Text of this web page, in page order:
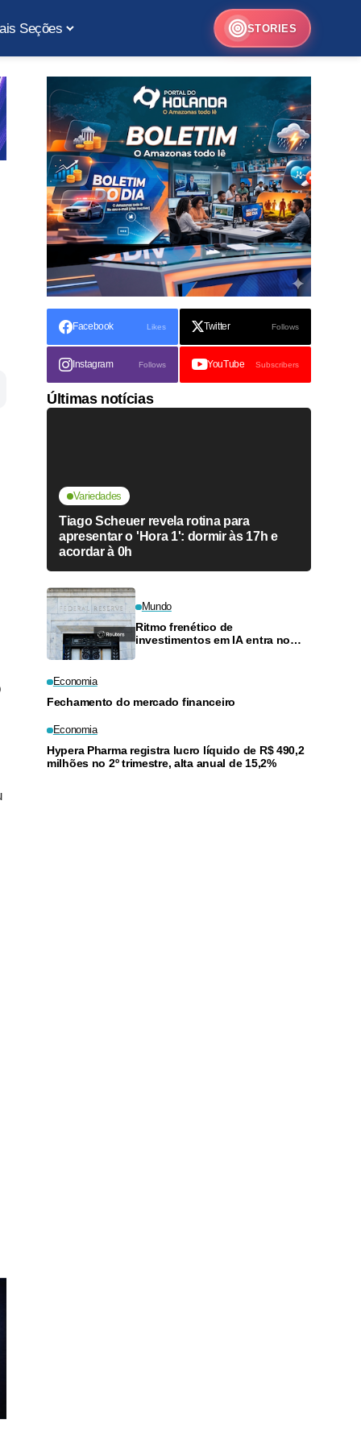
Seções STORIES
Facebook Likes Twitter Follows
Instagram Follows YouTube Subscribers
Últimas notícias
Variedades
Tiago Scheuer revela rotina para
apresentar o 'Hora 1': dormir às 17h e
acordar à 0h
Mundo
Ritmo frenético de
investimentos em IA entra no
Economia
Fechamento do mercado financeiro
Economia
Hypera Pharma registra lucro líquido de R$ 490,2
milhões no 2º trimestre, alta anual de 15,2%